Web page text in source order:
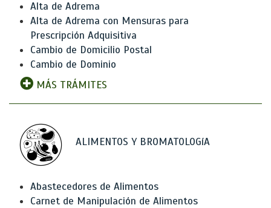
Alta de Adrema
Alta de Adrema con Mensuras para
Prescripción Adquisitiva
Cambio de Domicilio Postal
Cambio de Dominio
MÁS TRÁMITES
ALIMENTOS Y BROMATOLOGíA
Abastecedores de Alimentos
Carnet de Manipulación de Alimentos